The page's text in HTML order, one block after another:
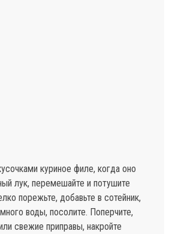
куриное филе, когда оно
лук, перемешайте и потушите
порежьте, добавьте в сотейник,
воды, посолите. Поперчите,
свежие приправы, накройте